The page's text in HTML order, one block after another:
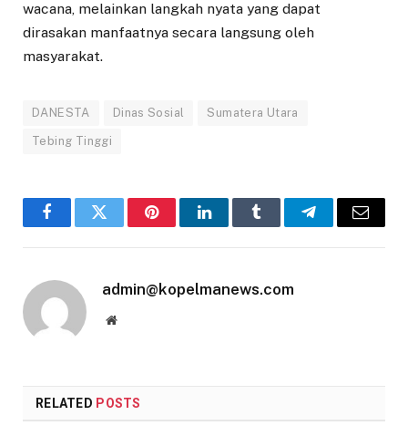
wacana, melainkan langkah nyata yang dapat
dirasakan manfaatnya secara langsung oleh
masyarakat.
DANESTA Dinas Sosial Sumatera Utara
Tebing Tinggi
FacebookTwitter PinterestLinkedInTumblr TelegramEmail
admin@kopelmanews.com
Website
RELATED POSTS